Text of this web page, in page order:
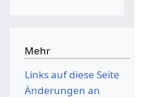
Mehr
Links auf diese Seite
Änderungen an